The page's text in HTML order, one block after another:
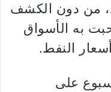
من دون الكشف
به الأسواق
النفط.
على